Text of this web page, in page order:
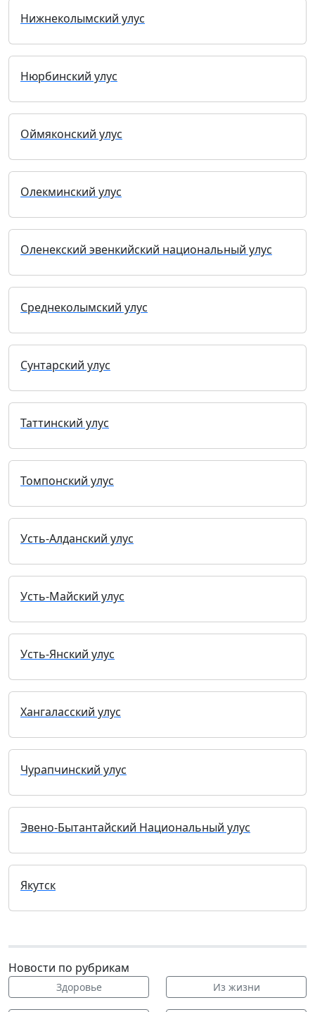
Нижнеколымский улус
Нюрбинский улус
Оймяконский улус
Олекминский улус
Оленекский эвенкийский национальный улус
Среднеколымский улус
Сунтарский улус
Таттинский улус
Томпонский улус
Усть-Алданский улус
Усть-Майский улус
Усть-Янский улус
Хангаласский улус
Чурапчинский улус
Эвено-Бытантайский Национальный улус
Якутск
Новости по рубрикам
Здоровье Из жизни